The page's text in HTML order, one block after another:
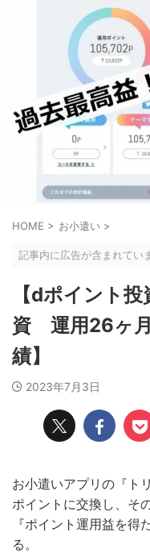
HOME > お小遣い >
記事内に広告が含まれてい
【dポイント
資 運用26ヶ
績】
2023年7月3日
お小遣いアプリの『ト
ポイントに交換し、そ
『ポイント運用益を得
る。